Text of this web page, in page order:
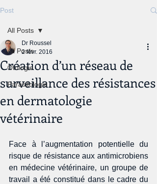
Post
All Posts
Otologie
Parasitologie
All Posts
Création d’un réseau de
surveillance des résistances
en dermatologie
vétérinaire
Dr Roussel
2 févr. 2016
Face à l’augmentation potentielle du
risque de résistance aux antimicrobiens
en médecine vétérinaire, un groupe de
travail a été constitué dans le cadre du